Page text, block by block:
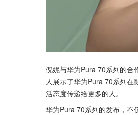
倪妮与华为Pura 70系列的合
人展示了华为Pura 70系列
活态度传递给更多的人。
华为Pura 70系列的发布，不